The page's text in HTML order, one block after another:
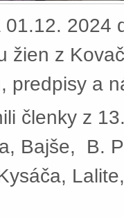
2024
žien z
predpisy a
členky z
Bajše, B.